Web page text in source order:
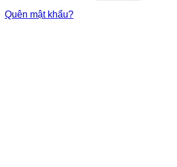
Quên mật khẩu?